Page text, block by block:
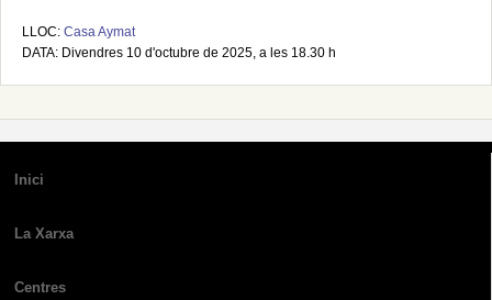
LLOC: Casa Aymat
DATA: Divendres 10 d'octubre de 2025, a les 18.30 h
Inici
La Xarxa
Centres